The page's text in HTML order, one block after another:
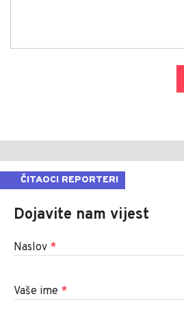
ČITAOCI REPORTERI
Dojavite nam vijest
Naslov *
Vaše ime *